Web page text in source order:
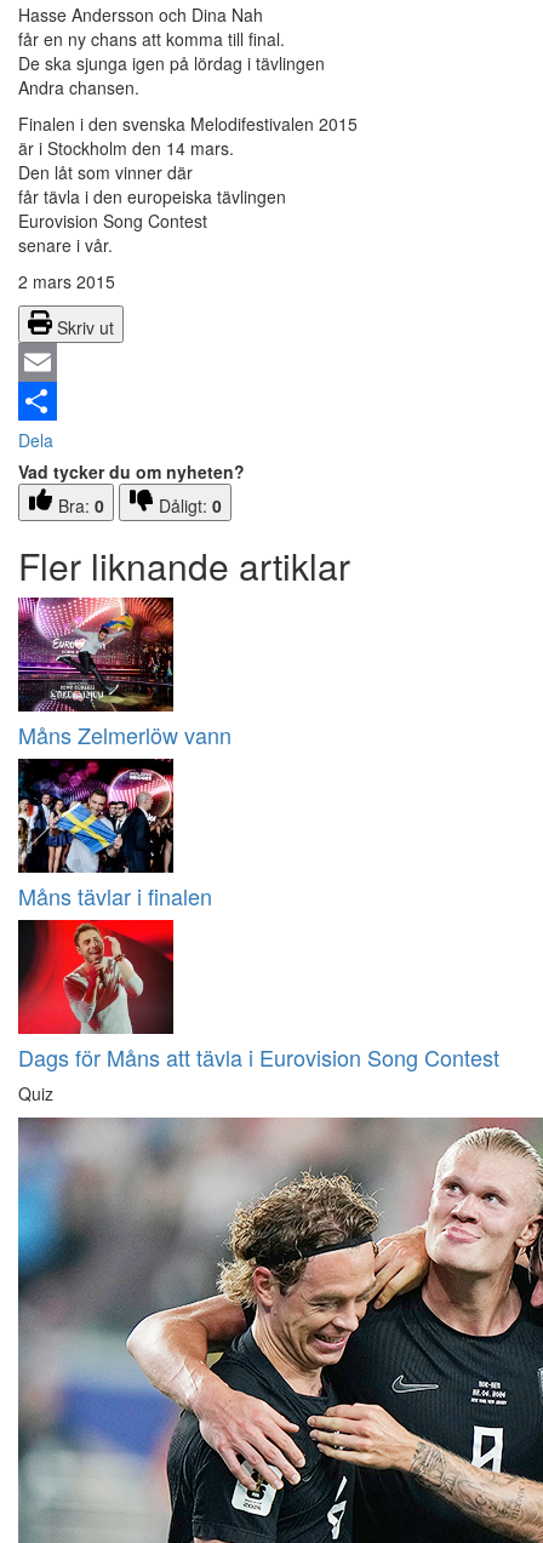
Hasse Andersson och Dina Nah
får en ny chans att komma till final.
De ska sjunga igen på lördag i tävlingen
Andra chansen.
Finalen i den svenska Melodifestivalen 2015
är i Stockholm den 14 mars.
Den låt som vinner där
får tävla i den europeiska tävlingen
Eurovision Song Contest
senare i vår.
2 mars 2015
Skriv ut
Email
Dela
Vad tycker du om nyheten?
Bra: 0 Dåligt: 0
Fler liknande artiklar
Måns Zelmerlöw vann
Måns tävlar i finalen
Dags för Måns att tävla i Eurovision Song Contest
Quiz